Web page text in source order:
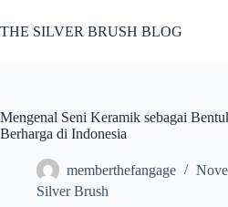
to
content
THE SILVER BRUSH BLOG
Mengenal Seni Keramik sebagai
Berharga di Indonesia
memberthefangage
Silver Brush